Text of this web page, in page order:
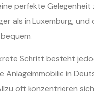
perfekte Gelegenheit
als in Luxemburg, und
Schritt besteht
Anlageimmobilie in
oft konzentrieren